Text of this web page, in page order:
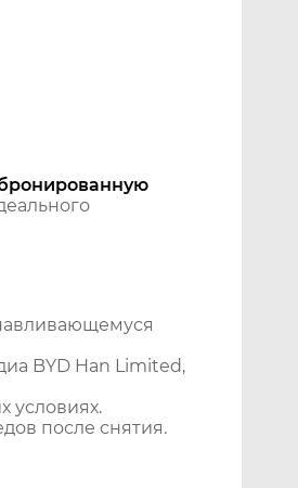
BYD Han Limited,
условиях.
после снятия.